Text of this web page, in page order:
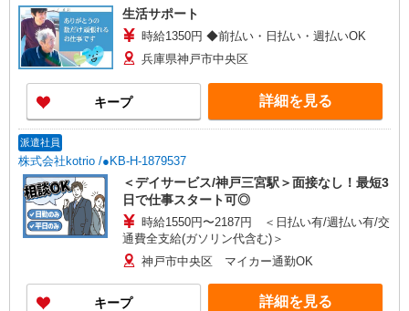
生活サポート
時給1350円 ◆前払い・日払い・週払いOK
兵庫県神戸市中央区
キープ 詳細を見る
派遣社員
株式会社kotrio /●KB-H-1879537
＜デイサービス/神戸三宮駅＞面接なし！最短3
日で仕事スタート可◎
時給1550円〜2187円 ＜日払い有/週払い有/交
通費全支給(ガソリン代含む)＞
神戸市中央区 マイカー通勤OK
キープ 詳細を見る